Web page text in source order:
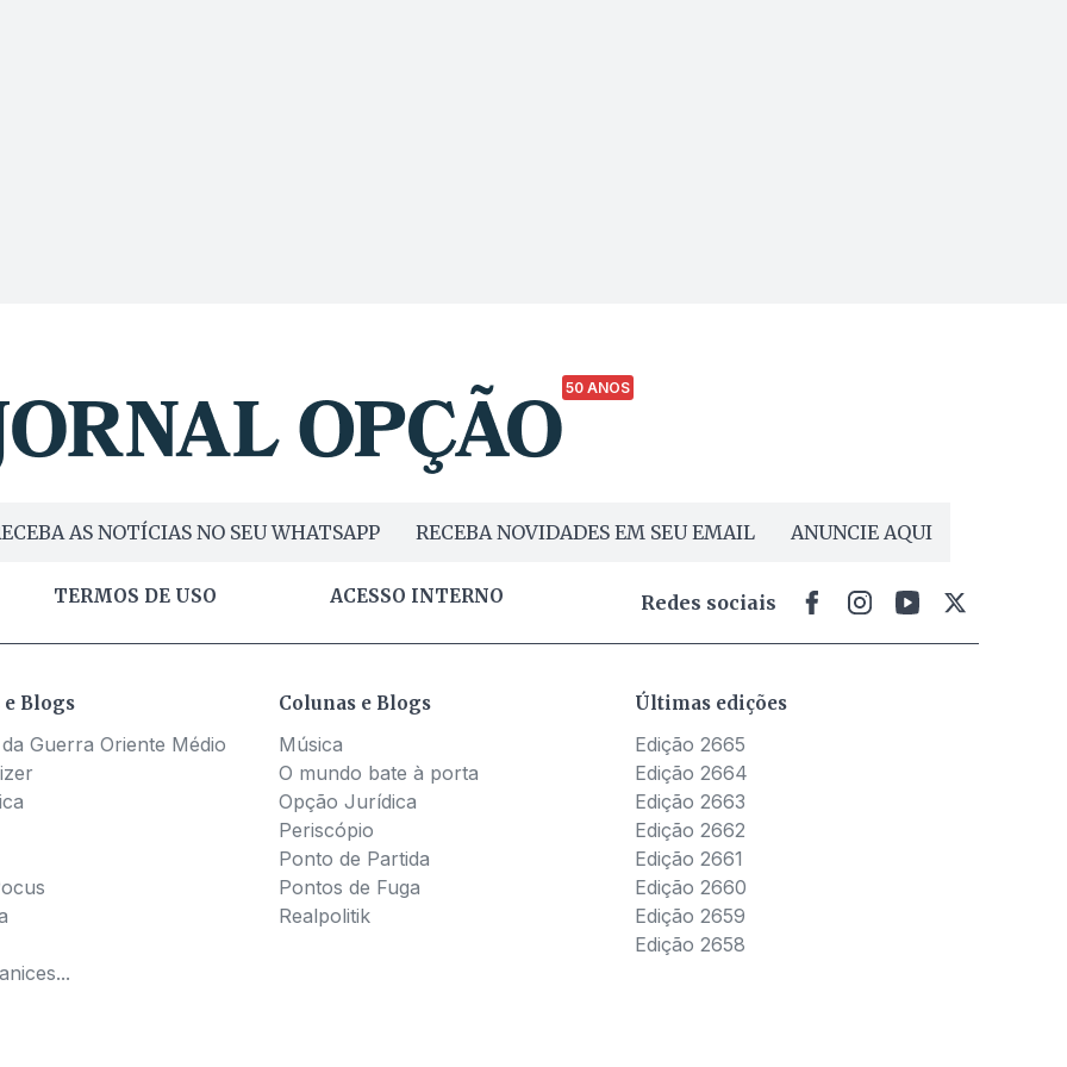
50 ANOS
AS NOTÍCIAS NO SEU WHATSAPP RECEBA NOVIDADES EM SEU EMAIL ANUNCIE AQUI
TERMOS DE USO ACESSO INTERNO Redes sociais
e Blogs
Guerra Oriente Médio
Colunas e Blogs
Música
O mundo bate à porta
Opção Jurídica
Periscópio
Ponto de Partida
Pontos de Fuga
Realpolitik
Últimas edições
Edição 2665
Edição 2664
Edição 2663
Edição 2662
Edição 2661
Edição 2660
Edição 2659
Edição 2658